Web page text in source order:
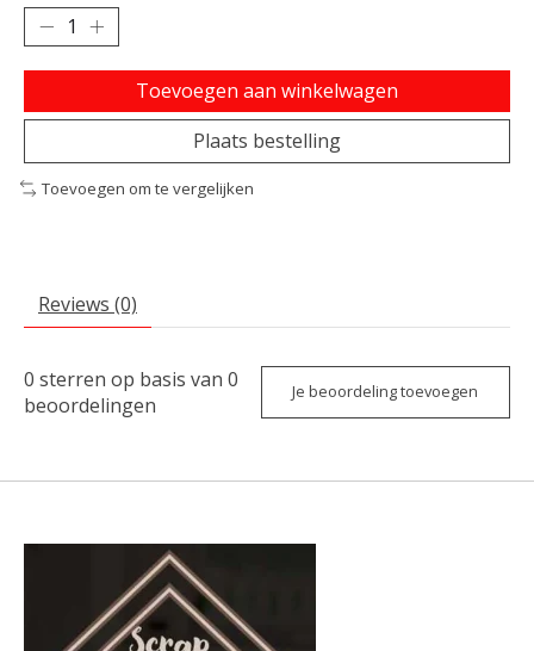
Toevoegen aan winkelwagen
Plaats bestelling
Toevoegen om te vergelijken
Reviews (0)
0 sterren op basis van 0
beoordelingen
Je beoordeling toevoegen